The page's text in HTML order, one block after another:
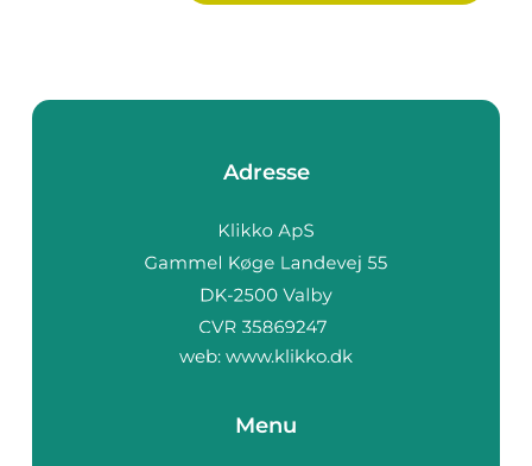
Adresse
web: www.klikko.dk
Menu